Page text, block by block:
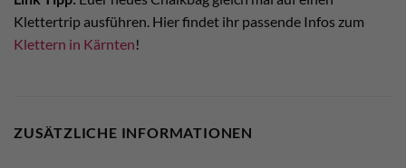
Klettertrip ausführen. Hier findet ihr passende Infos zum
Klettern in Kärnten!
ZUSÄTZLICHE INFORMATIONEN